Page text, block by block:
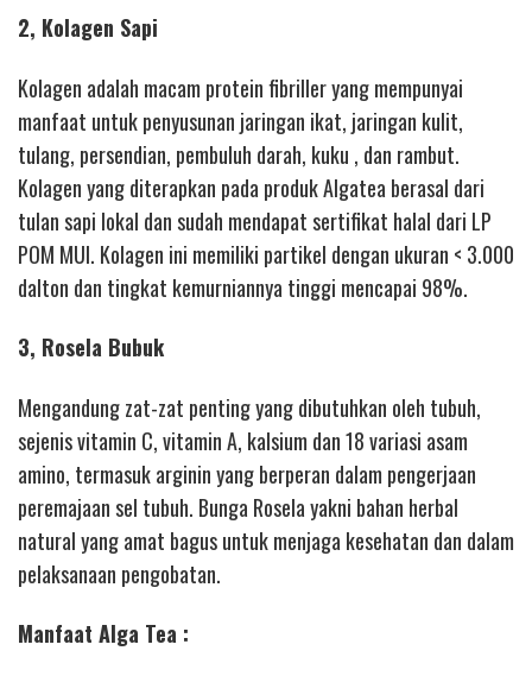
2, Kolagen Sapi
Kolagen adalah macam protein fibriller yang mempunyai
manfaat untuk penyusunan jaringan ikat, jaringan kulit,
tulang, persendian, pembuluh darah, kuku , dan rambut.
Kolagen yang diterapkan pada produk Algatea berasal dari
tulan sapi lokal dan sudah mendapat sertifikat halal dari LP
POM MUI. Kolagen ini memiliki partikel dengan ukuran < 3.000
dalton dan tingkat kemurniannya tinggi mencapai 98%.
3, Rosela Bubuk
Mengandung zat-zat penting yang dibutuhkan oleh tubuh,
sejenis vitamin C, vitamin A, kalsium dan 18 variasi asam
amino, termasuk arginin yang berperan dalam pengerjaan
peremajaan sel tubuh. Bunga Rosela yakni bahan herbal
natural yang amat bagus untuk menjaga kesehatan dan dalam
pelaksanaan pengobatan.
Manfaat Alga Tea :